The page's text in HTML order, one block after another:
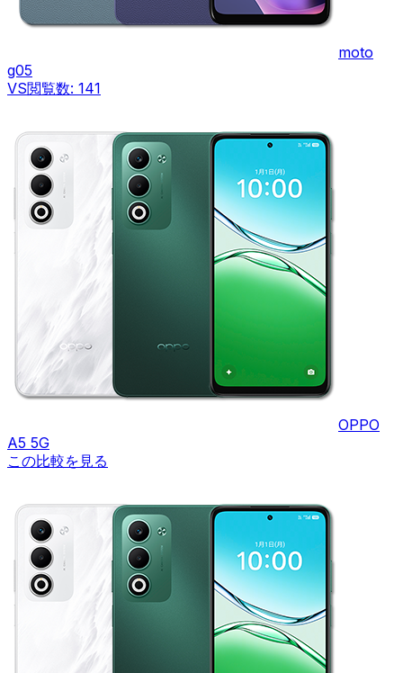
moto
g05
VS閲覧数: 141
OPPO
A5 5G
この比較を見る